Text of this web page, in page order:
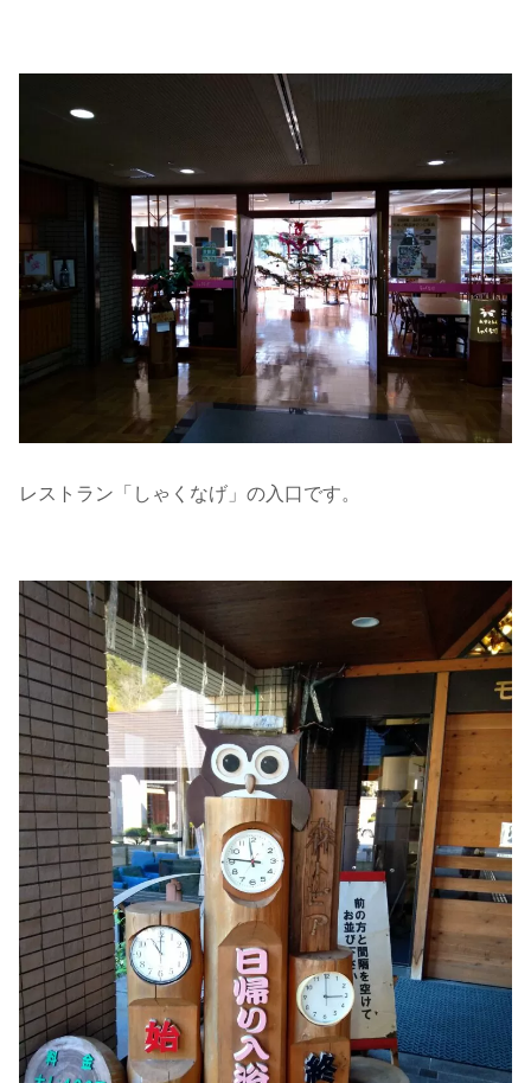
レストラン「しゃくなげ」の入口です。